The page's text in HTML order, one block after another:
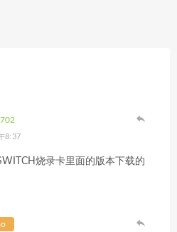
8:37
烧录卡里面的版本下载的